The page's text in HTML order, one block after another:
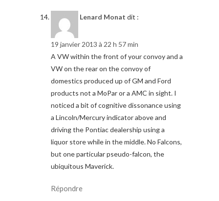
Lenard Monat dit :
19 janvier 2013 à 22 h 57 min
A VW within the front of your convoy and a
VW on the rear on the convoy of
domestics produced up of GM and Ford
products not a MoPar or a AMC in sight. I
noticed a bit of cognitive dissonance using
a Lincoln/Mercury indicator above and
driving the Pontiac dealership using a
liquor store while in the middle. No Falcons,
but one particular pseudo-falcon, the
ubiquitous Maverick.
Répondre